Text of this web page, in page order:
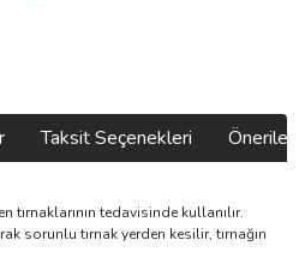
Taksit Seçenekleri
tırnaklarının tedavisinde kullanılır.
sorunlu tırnak yerden kesilir, tırnağın